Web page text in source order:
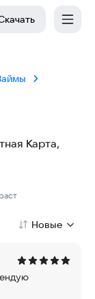
Карта,
MB
Новые